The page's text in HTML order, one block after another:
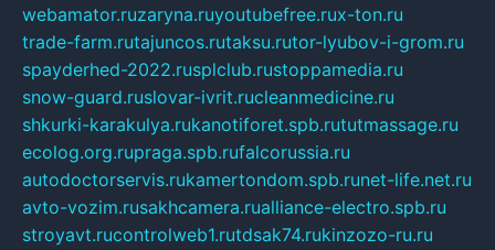
webamator.ruzaryna.ruyoutubefree.rux-ton.ru
trade-farm.rutajuncos.rutaksu.rutor-lyubov-i-grom.ru
spayderhed-2022.rusplclub.rustoppamedia.ru
snow-guard.ruslovar-ivrit.rucleanmedicine.ru
shkurki-karakulya.rukanotiforet.spb.rututmassage.ru
ecolog.org.rupraga.spb.rufalcorussia.ru
autodoctorservis.rukamertondom.spb.runet-life.net.ru
avto-vozim.rusakhcamera.rualliance-electro.spb.ru
stroyavt.rucontrolweb1.rutdsak74.rukinzozo-ru.ru